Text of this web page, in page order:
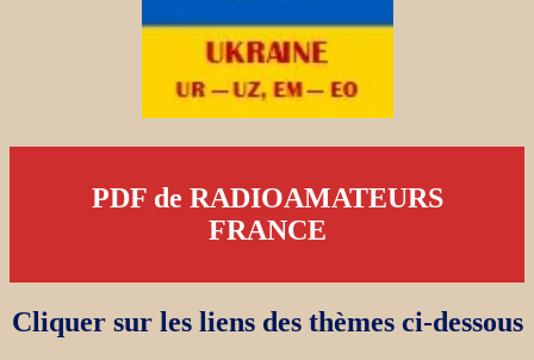
PDF de RADIOAMATEURS
FRANCE
Cliquer sur les liens des thèmes ci-dessous